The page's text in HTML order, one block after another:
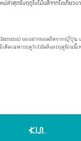
ม่ล่าสุดรับฤดูใบไม้ผลิจากโตเกียวบ
ของฝากยอดฮิตจากญี่ปุ่น
ต็ดเฉพาะฤดูใบไม้ผลิและฤดูร้อนนี้เ